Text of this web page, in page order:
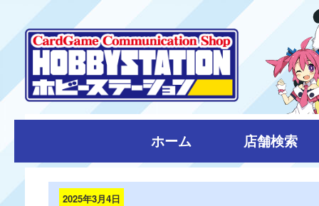
ホーム 店舗検索
2025年3月4日